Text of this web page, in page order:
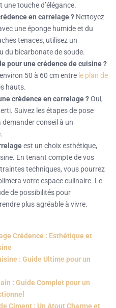
touche d’élégance.
en carrelage ? Nettoyez
une éponge humide et du
tenaces, utilisez un
du bicarbonate de soude.
pour une crédence de cuisine ?
50 à 60 cm entre le plan de
hauts.
crédence en carrelage ?Oui,
Suivez les étapes de pose
demander conseil à un
est un choix esthétique,
En tenant compte de vos
techniques, vous pourrez
votre espace culinaire. Le
de possibilités pour
plus agréable à vivre.
Crédence : Esthétique et
: Guide Ultime pour un
: Guide Complet pour un
Ciment : Un Atout Charme et